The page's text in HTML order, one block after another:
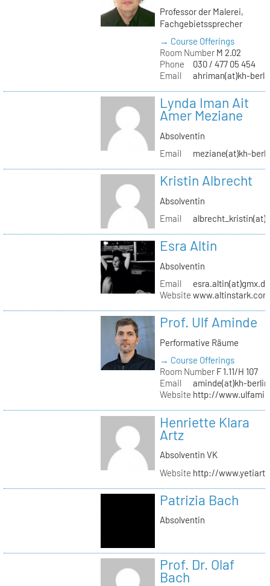
Professor der Malerei,
Fachgebietssprecher
→ Course Offerings
Room NumberM 2.02
Phone
030 / 477 05 454
Email
ahriman(at)kh-
Lynda Iman Ait
Amer Meziane
Absolventin
Email
meziane(at)kh-
Kristin Albrecht
Absolventin
Email
Esra Altin
Absolventin
Email
esra.altin(at)gmx.de
Website www.altinstark.com
Prof. Ulf Aminde
Performative Räume
→ Course Offerings
Room NumberF 1.11/H 107
Email
aminde(at)kh-
Website http://
Henriette Klara
Artz
Absolventin VK
Website http://
Patrizia Bach
Absolventin
Prof. Dr. Olaf
Bach